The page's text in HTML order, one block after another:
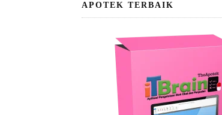
APOTEK TERBAIK